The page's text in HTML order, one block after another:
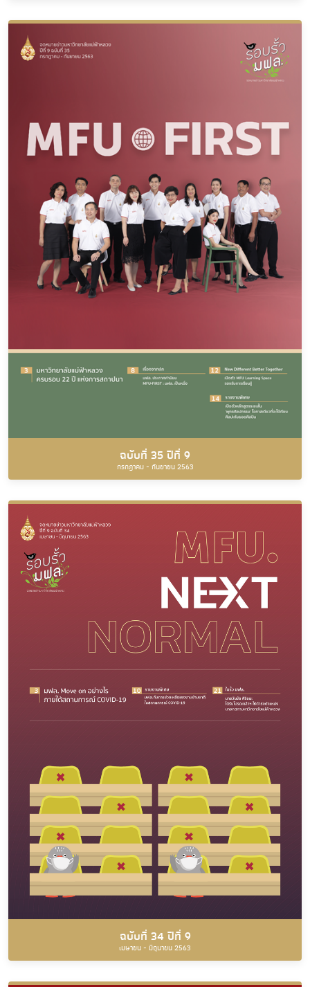
ฉบับที่ 35 ปีที่ 9
กรกฎาคม - กันยายน 2563
ฉบับที่ 34 ปีที่ 9
เมษายน - มิถุนายน 2563